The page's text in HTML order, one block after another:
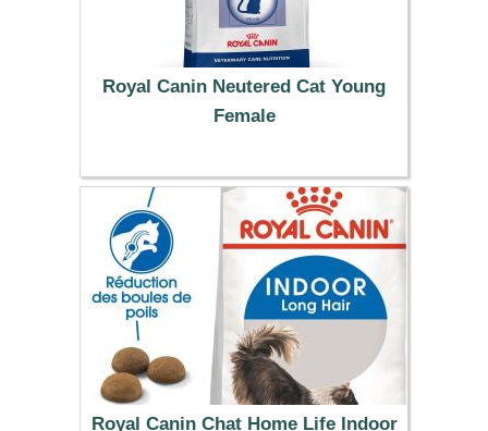
Royal Canin Neutered Cat Young
Female
29.99 €
Royal Canin Chat Home Life Indoor